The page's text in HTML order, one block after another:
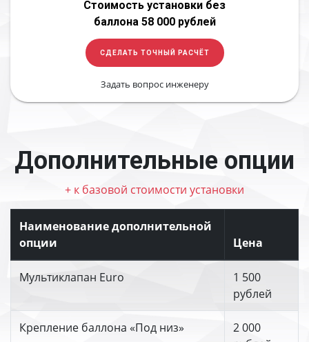
Стоимость установки без
баллона 58 000 рублей
СДЕЛАТЬ ТОЧНЫЙ РАСЧЁТ
Задать вопрос инженеру
Дополнительные опции
+ к базовой стоимости установки
Наименование дополнительной
опции
Цена
Мультиклапан Euro
1 500
рублей
Крепление баллона «Под низ»
2 000